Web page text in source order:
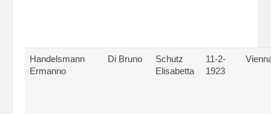
Handelsmann
Ermanno
Di Bruno
Schutz
Elisabetta
11-2-
1923